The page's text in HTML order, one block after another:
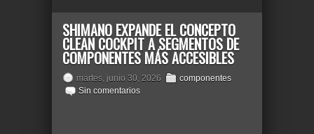
SHIMANO EXPANDE EL CONCEPTO
CLEAN COCKPIT A SEGMENTOS DE
COMPONENTES MÁS ACCESIBLES
martes, junio 30, 2026
componentes
Sin comentarios